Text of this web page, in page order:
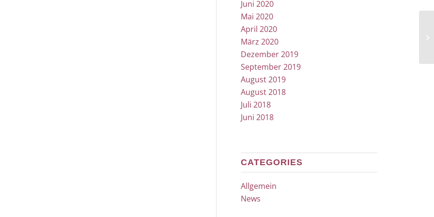
Juni 2020
Mai 2020
April 2020
März 2020
Dezember 2019
September 2019
August 2019
August 2018
Juli 2018
Juni 2018
CATEGORIES
Allgemein
News